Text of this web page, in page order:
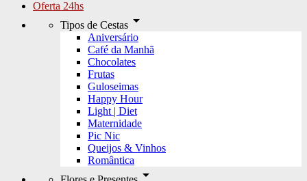
Oferta 24hs
Tipos de Cestas arrow_drop_down
Aniversário
Café da Manhã
Chocolates
Frutas
Guloseimas
Happy Hour
Light | Diet
Maternidade
Pic Nic
Queijos & Vinhos
Romântica
arrow_drop_down